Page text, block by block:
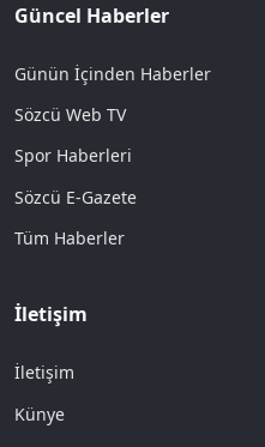
Güncel Haberler
Günün İçinden Haberler
Sözcü Web TV
Spor Haberleri
Sözcü E-Gazete
Tüm Haberler
İletişim
İletişim
Künye